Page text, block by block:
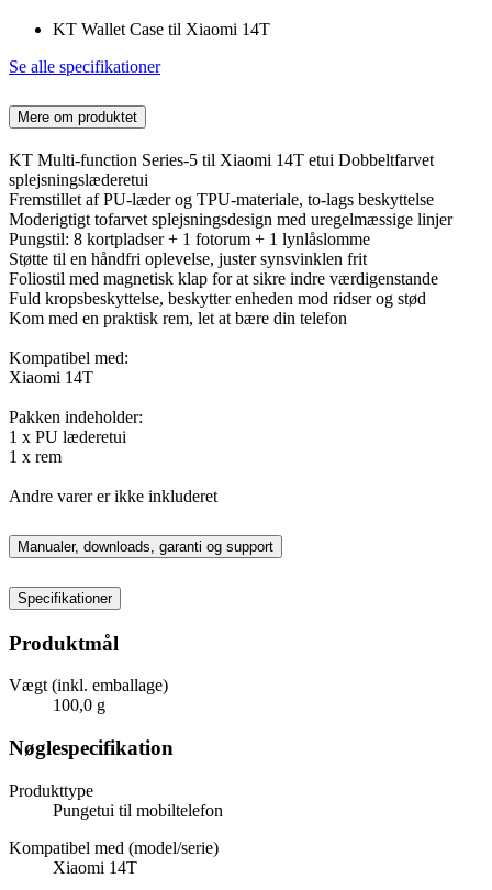
KT Wallet Case til Xiaomi 14T
Se alle specifikationer
Mere om produktet
KT Multi-function Series-5 til Xiaomi 14T etui Dobbeltfarvet
splejsningslæderetui
Fremstillet af PU-læder og TPU-materiale, to-lags beskyttelse
Moderigtigt tofarvet splejsningsdesign med uregelmæssige linjer
Pungstil: 8 kortpladser + 1 fotorum + 1 lynlåslomme
Støtte til en håndfri oplevelse, juster synsvinklen frit
Foliostil med magnetisk klap for at sikre indre værdigenstande
Fuld kropsbeskyttelse, beskytter enheden mod ridser og stød
Kom med en praktisk rem, let at bære din telefon
Kompatibel med:
Xiaomi 14T
Pakken indeholder:
1 x PU læderetui
1 x rem
Andre varer er ikke inkluderet
Manualer, downloads, garanti og support
Specifikationer
Produktmål
Vægt (inkl. emballage)
100,0 g
Nøglespecifikation
Produkttype
Pungetui til mobiltelefon
Kompatibel med (model/serie)
Xiaomi 14T